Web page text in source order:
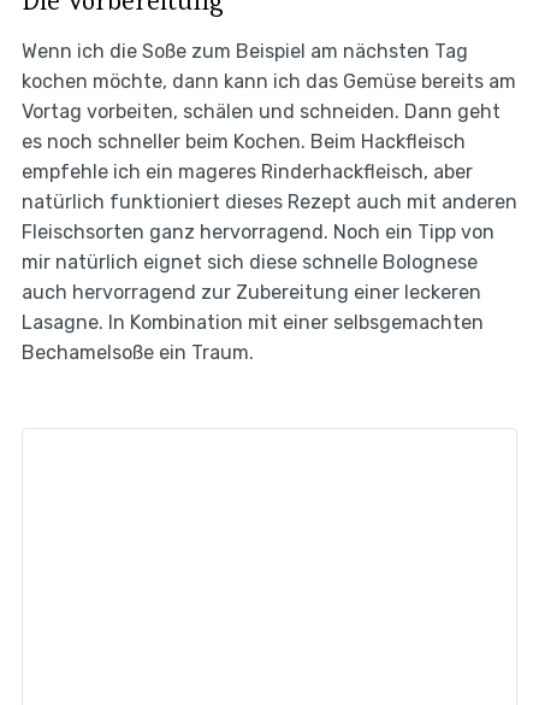
Wenn ich die Soße zum Beispiel am nächsten Tag
kochen möchte, dann kann ich das Gemüse bereits am
Vortag vorbeiten, schälen und schneiden. Dann geht
es noch schneller beim Kochen. Beim Hackfleisch
empfehle ich ein mageres Rinderhackfleisch, aber
natürlich funktioniert dieses Rezept auch mit anderen
Fleischsorten ganz hervorragend. Noch ein Tipp von
mir natürlich eignet sich diese schnelle Bolognese
auch hervorragend zur Zubereitung einer leckeren
Lasagne. In Kombination mit einer selbsgemachten
Bechamelsoße ein Traum.